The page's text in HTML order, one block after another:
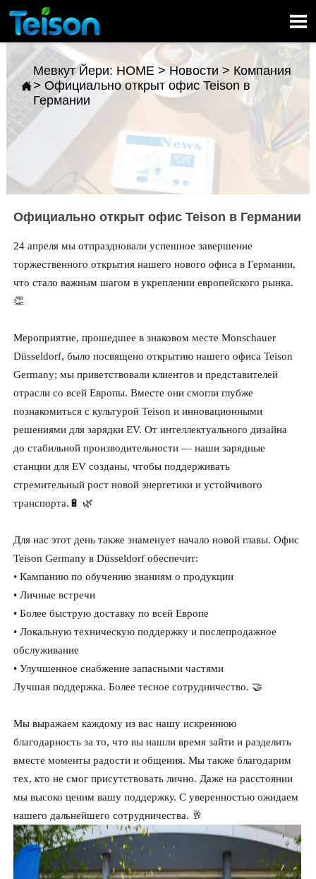


Мевкут Йери:HOME>Новости > Компания
>Официально открыт офис Teison в
Германии
Официально открыт офис Teison в Германии
24 апреля мы отпраздновали успешное завершение
торжественного открытия нашего нового офиса в Германии,
что стало важным шагом в укреплении европейского рынка.
👏
Мероприятие, прошедшее в знаковом месте Monschauer
Düsseldorf, было посвящено открытию нашего офиса Teison
Germany; мы приветствовали клиентов и представителей
отрасли со всей Европы. Вместе они смогли глубже
познакомиться с культурой Teison и инновационными
решениями для зарядки EV. От интеллектуального дизайна
до стабильной производительности — наши зарядные
станции для EV созданы, чтобы поддерживать
стремительный рост новой энергетики и устойчивого
транспорта.🔋 🌿
Для нас этот день также знаменует начало новой главы. Офис
Teison Germany в Düsseldorf обеспечит:
• Кампанию по обучению знаниям о продукции
• Личные встречи
• Более быструю доставку по всей Европе
• Локальную техническую поддержку и послепродажное
обслуживание
• Улучшенное снабжение запасными частями
Лучшая поддержка. Более тесное сотрудничество. 🤝
Мы выражаем каждому из вас нашу искреннюю
благодарность за то, что вы нашли время зайти и разделить
вместе моменты радости и общения. Мы также благодарим
тех, кто не смог присутствовать лично. Даже на расстоянии
мы высоко ценим вашу поддержку. С уверенностью ожидаем
нашего дальнейшего сотрудничества. 🥂